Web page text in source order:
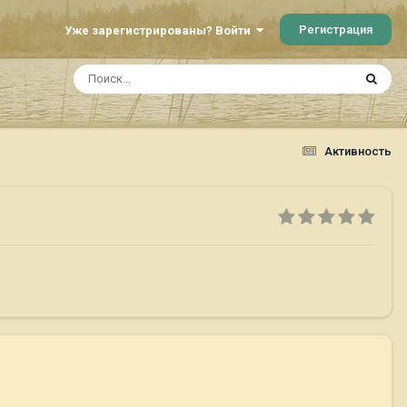
Уже зарегистрированы? Войти Регистрация
Активность